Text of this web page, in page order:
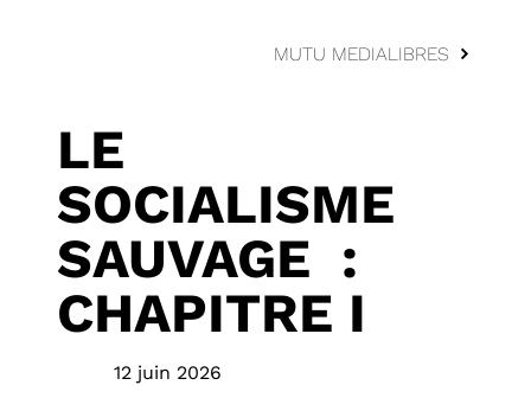
MUTU MEDIALIBRES
LE
SOCIALISME
SAUVAGE :
CHAPITRE I
12 juin 2026